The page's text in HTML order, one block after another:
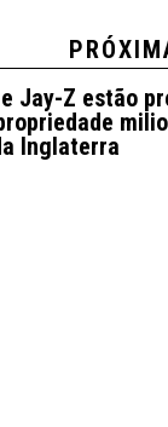
Jay-Z estão
Inglaterra